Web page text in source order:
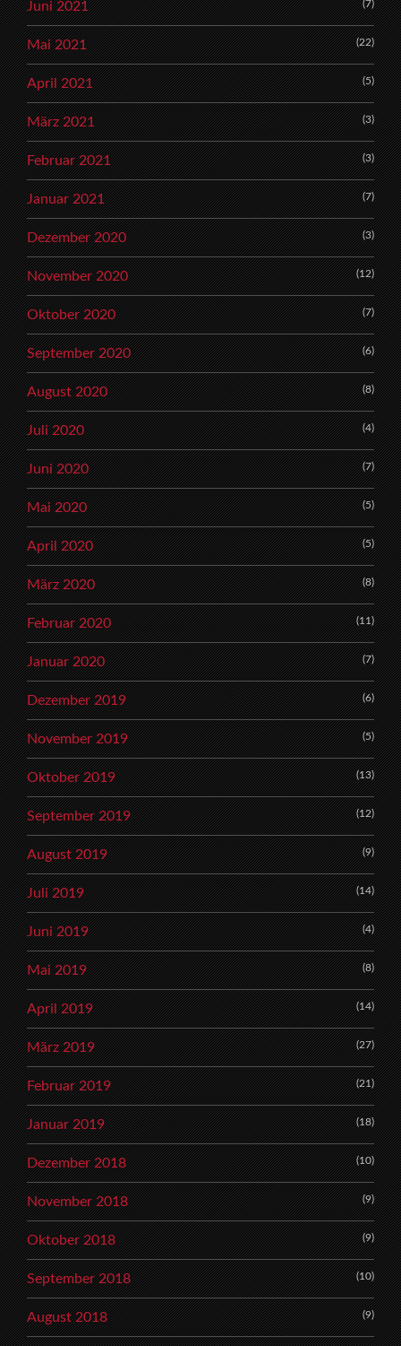
Juni 2021 (7)
Mai 2021 (22)
April 2021 (5)
März 2021 (3)
Februar 2021 (3)
Januar 2021 (7)
Dezember 2020 (3)
November 2020 (12)
Oktober 2020 (7)
September 2020 (6)
August 2020 (8)
Juli 2020 (4)
Juni 2020 (7)
Mai 2020 (5)
April 2020 (5)
März 2020 (8)
Februar 2020 (11)
Januar 2020 (7)
Dezember 2019 (6)
November 2019 (5)
Oktober 2019 (13)
September 2019 (12)
August 2019 (9)
Juli 2019 (14)
Juni 2019 (4)
Mai 2019 (8)
April 2019 (14)
März 2019 (27)
Februar 2019 (21)
Januar 2019 (18)
Dezember 2018 (10)
November 2018 (9)
Oktober 2018 (9)
September 2018 (10)
August 2018 (9)